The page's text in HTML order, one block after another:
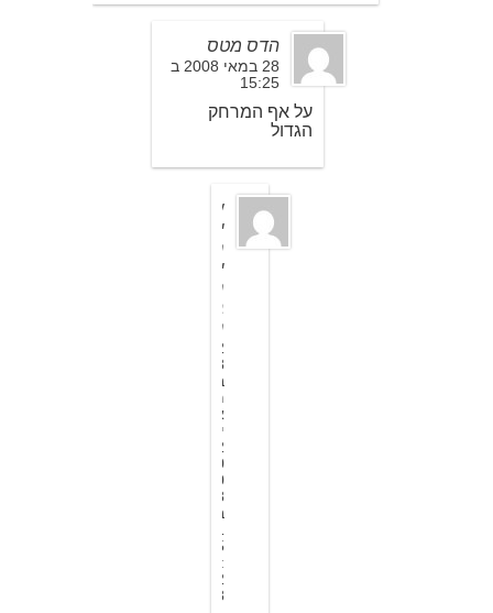
הדס מטס
28 במאי 2008 ב
15:25
על אף המרחק
הגדול
ש
י
ר
י
ר
ב
ר
2
8
ב
מ
א
י
2
0
0
8
ב
5
:
2
8